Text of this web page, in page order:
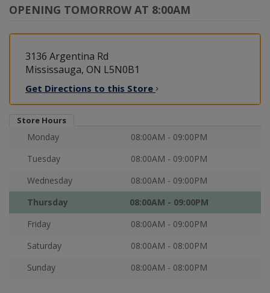
OPENING TOMORROW AT 8:00AM
3136 Argentina Rd
Mississauga, ON L5N0B1
Get Directions to this Store
Store Hours
Monday
08:00AM - 09:00PM
Tuesday
08:00AM - 09:00PM
Wednesday
08:00AM - 09:00PM
Thursday
08:00AM - 09:00PM
Friday
08:00AM - 09:00PM
Saturday
08:00AM - 08:00PM
Sunday
08:00AM - 08:00PM